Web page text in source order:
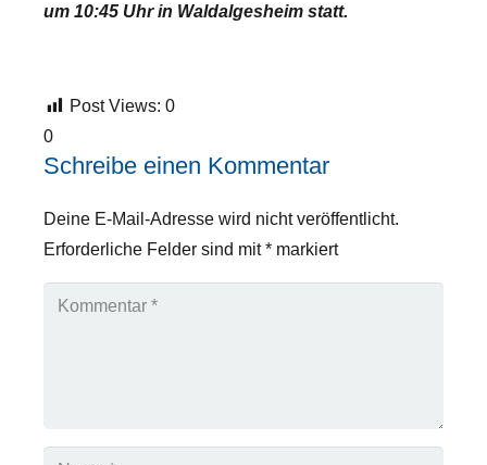
um 10:45 Uhr in Waldalgesheim statt.
Post Views: 0
0
Schreibe einen Kommentar
Deine E-Mail-Adresse wird nicht veröffentlicht.
Erforderliche Felder sind mit* markiert